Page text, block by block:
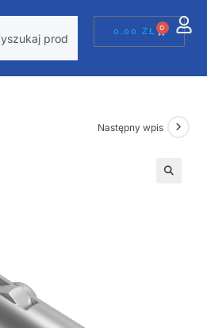
0,00ZŁ 0
Następny wpis